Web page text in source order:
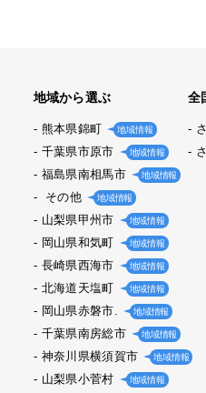
地域から選ぶ
熊本県錦町 地域情報
千葉県市原市 地域情報
福島県南相馬市 地域情報
その他 地域情報
山梨県甲州市 地域情報
岡山県和気町 地域情報
長崎県西海市 地域情報
北海道天塩町 地域情報
岡山県赤磐市. 地域情報
千葉県南房総市 地域情報
神奈川県横須賀市 地域情報
山梨県小菅村 地域情報
全